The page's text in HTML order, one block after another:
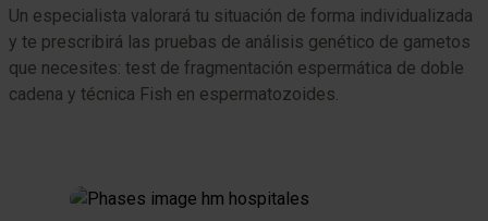
Un especialista valorará tu situación de forma individualizada
y te prescribirá las pruebas de análisis genético de gametos
que necesites: test de fragmentación espermática de doble
cadena y técnica Fish en espermatozoides.